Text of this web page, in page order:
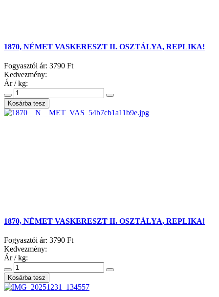
1870, NÉMET VASKERESZT II. OSZTÁLYA, REPLIKA!
Fogyasztói ár: 3790 Ft
Kedvezmény:
Ár / kg:
1870, NÉMET VASKERESZT II. OSZTÁLYA, REPLIKA!
Fogyasztói ár: 3790 Ft
Kedvezmény:
Ár / kg: